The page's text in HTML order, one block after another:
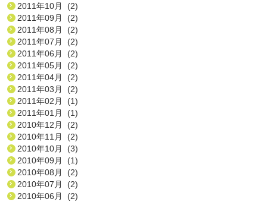
2011年10月 (2)
2011年09月 (2)
2011年08月 (2)
2011年07月 (2)
2011年06月 (2)
2011年05月 (2)
2011年04月 (2)
2011年03月 (2)
2011年02月 (1)
2011年01月 (1)
2010年12月 (2)
2010年11月 (2)
2010年10月 (3)
2010年09月 (1)
2010年08月 (2)
2010年07月 (2)
2010年06月 (2)